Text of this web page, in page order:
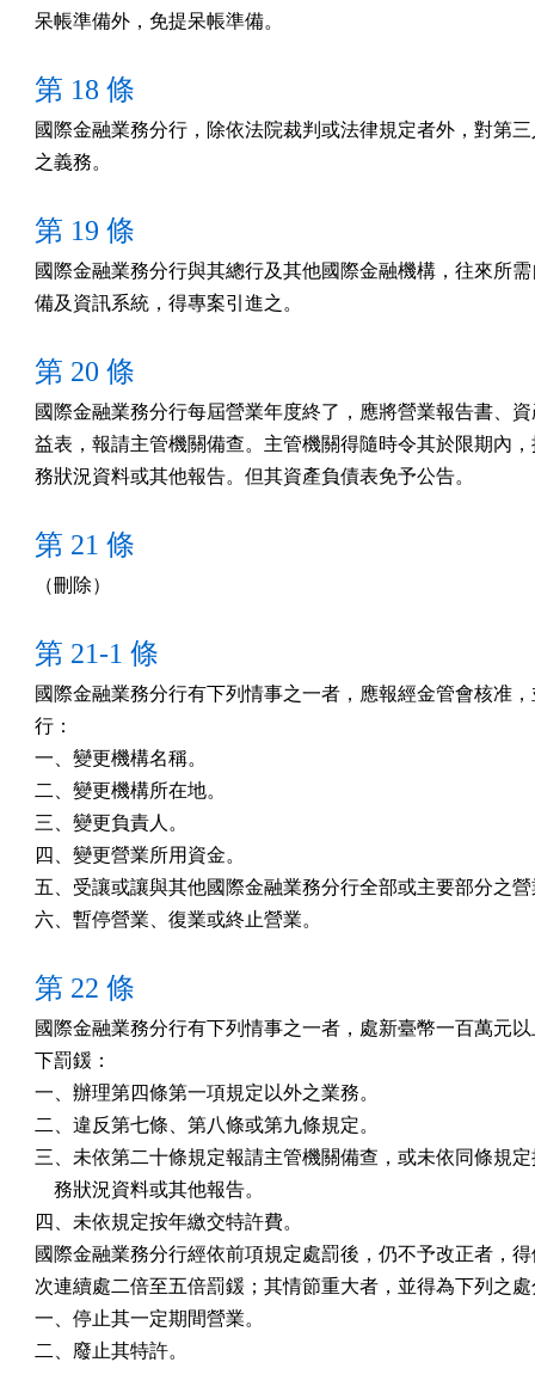
呆帳準備外，免提呆帳準備。
第 18 條
國際金融業務分行，除依法院裁判或法律規定者外，對第
之義務。
第 19 條
國際金融業務分行與其總行及其他國際金融機構，往來所
備及資訊系統，得專案引進之。
第 20 條
國際金融業務分行每屆營業年度終了，應將營業報告書、
益表，報請主管機關備查。主管機關得隨時令其於限期內
務狀況資料或其他報告。但其資產負債表免予公告。
第 21 條
（刪除）
第 21-1 條
國際金融業務分行有下列情事之一者，應報經金管會核准
行：
一、變更機構名稱。
二、變更機構所在地。
三、變更負責人。
四、變更營業所用資金。
五、受讓或讓與其他國際金融業務分行全部或主要部分之
六、暫停營業、復業或終止營業。
第 22 條
國際金融業務分行有下列情事之一者，處新臺幣一百萬元
下罰鍰：
一、辦理第四條第一項規定以外之業務。
二、違反第七條、第八條或第九條規定。
三、未依第二十條規定報請主管機關備查，或未依同條規
    務狀況資料或其他報告。
四、未依規定按年繳交特許費。
國際金融業務分行經依前項規定處罰後，仍不予改正者，
次連續處二倍至五倍罰鍰；其情節重大者，並得為下列之
一、停止其一定期間營業。
二、廢止其特許。